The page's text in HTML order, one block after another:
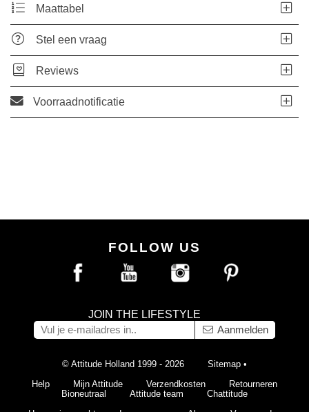
Maattabel
Stel een vraag
Reviews
Voorraadnotificatie
FOLLOW US
JOIN THE LIFESTYLE
Aanmelden
© Attitude Holland 1999 - 2026 Sitemap •
Help
Mijn Attitude Verzendkosten
Retourneren
Bioneutraal
Attitude team
Chattitude